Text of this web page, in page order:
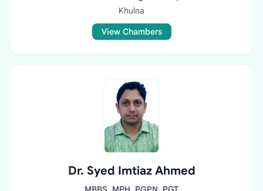
Khulna
View Chambers
Dr. Syed Imtiaz Ahmed